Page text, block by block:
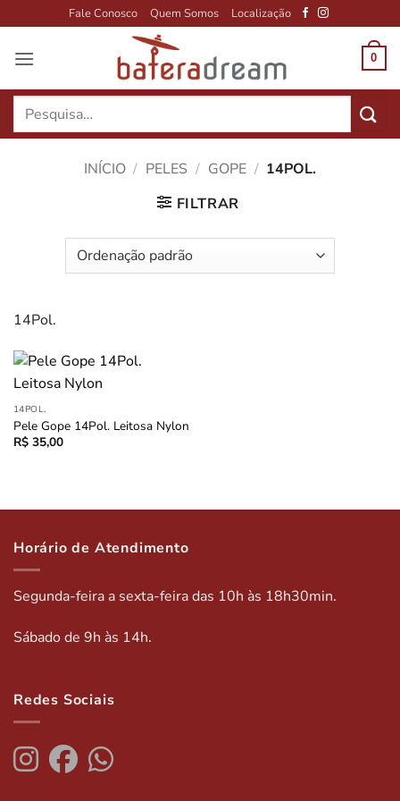
to
content
Fale Conosco Quem Somos Localização
0
Pesquisar
INÍCIO / PELES / GOPE / 14POL.
FILTRAR
14Pol.
14POL.
Pele Gope 14Pol. Leitosa Nylon
R$35,00
Horário de Atendimento
Segunda-feira a sexta-feira das 10h às 18h30min.
Sábado de 9h às 14h.
Redes Sociais